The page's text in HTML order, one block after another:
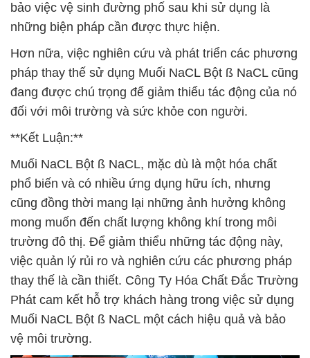
bảo việc vệ sinh đường phố sau khi sử dụng là
những biện pháp cần được thực hiện.
Hơn nữa, việc nghiên cứu và phát triển các phương
pháp thay thế sử dụng Muối NaCL Bột ß NaCL cũng
đang được chú trọng để giảm thiểu tác động của nó
đối với môi trường và sức khỏe con người.
**Kết Luận:**
Muối NaCL Bột ß NaCL, mặc dù là một hóa chất
phổ biến và có nhiều ứng dụng hữu ích, nhưng
cũng đồng thời mang lại những ảnh hưởng không
mong muốn đến chất lượng không khí trong môi
trường đô thị. Để giảm thiểu những tác động này,
việc quản lý rủi ro và nghiên cứu các phương pháp
thay thế là cần thiết. Công Ty Hóa Chất Đắc Trường
Phát cam kết hỗ trợ khách hàng trong việc sử dụng
Muối NaCL Bột ß NaCL một cách hiệu quả và bảo
vệ môi trường.